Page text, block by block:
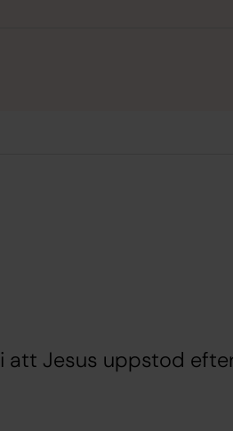
att Jesus uppstod